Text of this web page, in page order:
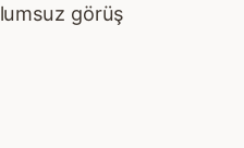
görüş